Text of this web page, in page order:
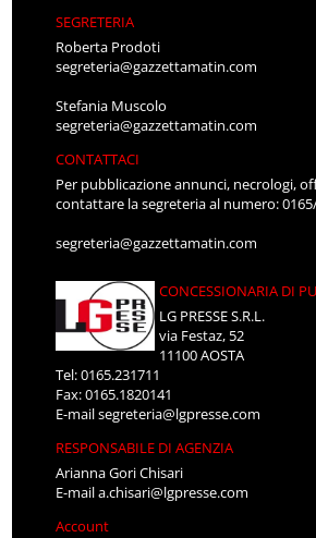
SEGRETERIA
Roberta Prodoti
segreteria@gazzettamatin.com
Stefania Muscolo
segreteria@gazzettamatin.com
CONTATTACI
Per pubblicazione annunci, necrologi,
contattare la segreteria al numero:
segreteria@gazzettamatin.com
CONCESSIONARIA DI
LG PRESSE S.R.L.
via Festaz, 52
11100 AOSTA
Tel: 0165.231711
Fax: 0165.1820141
E-mailsegreteria@lgpresse.com
RESPONSABILE DI AGENZIA
Arianna Gori Chisari
E-maila.chisari@lgpresse.com
Account